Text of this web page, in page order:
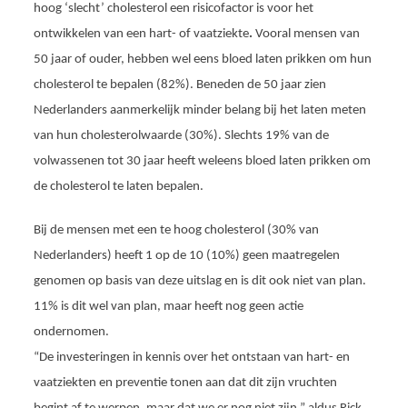
hoog ‘slecht’ cholesterol een risicofactor is voor het
ontwikkelen van een hart- of vaatziekte.Vooral mensen van
50 jaar of ouder, hebben wel eens bloed laten prikken om hun
cholesterol te bepalen (82%). Beneden de 50 jaar zien
Nederlanders aanmerkelijk minder belang bij het laten meten
van hun cholesterolwaarde (30%). Slechts 19% van de
volwassenen tot 30 jaar heeft weleens bloed laten prikken om
de cholesterol te laten bepalen.
Bij de mensen met een te hoog cholesterol (30% van
Nederlanders) heeft 1 op de 10 (10%) geen maatregelen
genomen op basis van deze uitslag en is dit ook niet van plan.
11% is dit wel van plan, maar heeft nog geen actie
ondernomen.
“De investeringen in kennis over het ontstaan van hart- en
vaatziekten en preventie tonen aan dat dit zijn vruchten